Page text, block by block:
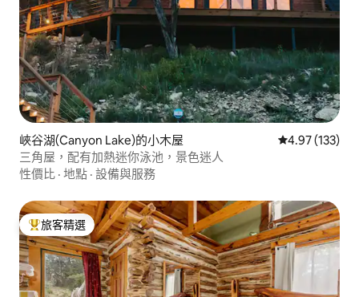
峽谷湖(Canyon Lake)的小木屋 從 133 則評價
4.97 (133)
三角屋，配有加熱迷你泳池，景色迷人
性價比 · 地點 · 設備與服務
旅客精選榜首
旅客精選